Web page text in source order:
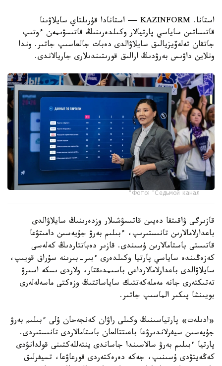
استانا. KAZINFORM — استانادا قۇرىلتاي سايلاۋىنا
قاتىساتىن ساياسي پارتيالار وكىلدەرىنىڭ قاتىسۋىمەن ءوتىپ
جاتقان تەلەۆيزيالىق سايلاۋالدى دەبات جالعاسىپ جاتىر. وندا
ونلاين داۋىس بەرۋدىڭ ارالىق قورىتىندىلارى جاريالاندى.
Фото: "Седьмой канал"
قازىرگى ۋاقىتقا دەيىن قاتىسۋشىلار وزدەرىنىڭ سايلاۋالدى
باعدارلامالارىن تانىستىرىپ، ءبىلىم بەرۋ جۇيەسىن دامىتۋعا
قاتىستى باستامالارىن ۇسىندى. قازىر دەباتتاردىڭ كەلەسى
كەزەڭىندە ساياسي پارتيا وكىلدەرى ءبىر-بىرىنە سۇراق قويىپ،
سايلاۋالدى باعدارلامالارداعى باسىمدىقتار، ولاردى ىسكە اسىرۋ
تەتىكتەرى جانە مەملەكەتتىك ساياساتتىڭ وزەكتى ماسەلەلەرى
بويىنشا پىكىر الماسىپ جاتىر.
«ادىلەت» پارتياسىنىڭ وكىلى راۋان كەنجەحان ۇلى ءبىلىم بەرۋ
جۇيەسىن سيفرلاندىرۋعا باعىتتالعان باستامالاردى تانىستىردى.
پارتيا ءبىلىم بەرۋ سالاسىندا جاساندى ينتەللەكتىنى قولدانۋدى
كەڭەيتۋدى ۇسىنىپ، جەكە دەرەكتەردى قورعاۋعا، تسيفرلىق